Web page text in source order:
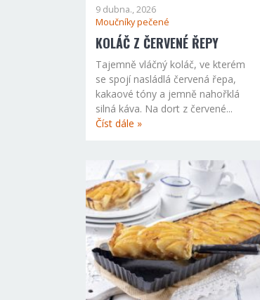
9 dubna., 2026
Moučníky pečené
KOLÁČ Z ČERVENÉ ŘEPY
Tajemně vláčný koláč, ve kterém
se spojí nasládlá červená řepa,
kakaové tóny a jemně nahořklá
silná káva. Na dort z červené...
Číst dále »